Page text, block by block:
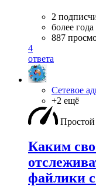
2
более года
887
4
ответа
Сетевое
+2 ещё
Простой
Каким
файлики с